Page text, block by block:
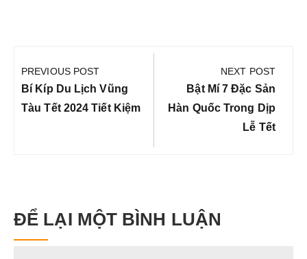
hướng
bài
viết
PREVIOUS POST
Previous
Post:
Bí Kíp Du Lịch Vũng
Tàu Tết 2024 Tiết Kiệm
NEXT POST
Next
Post:
Bật Mí 7 Đặc Sản
Hàn Quốc Trong Dịp
Lễ Tết
ĐỂ LẠI MỘT BÌNH LUẬN